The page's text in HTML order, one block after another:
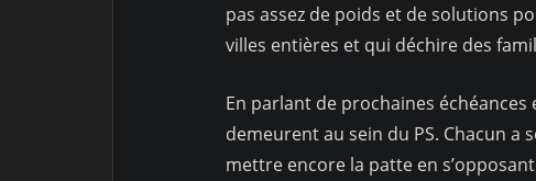
pas assez de poids et de solutions
villes entières et qui déchire des
En parlant de prochaines
demeurent au sein du PS. Chacun a
mettre encore la patte en